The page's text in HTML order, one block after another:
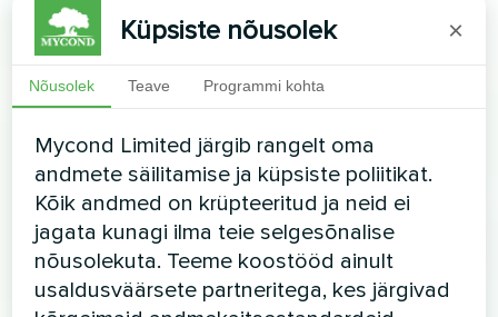
Küpsiste nõusolek ×
Nõusolek Teave Programmi kohta
Mycond Limited järgib rangelt oma
andmete säilitamise ja küpsiste poliitikat.
Kõik andmed on krüpteeritud ja neid ei
jagata kunagi ilma teie selgesõnalise
nõusolekuta. Teeme koostööd ainult
usaldusväärsete partneritega, kes järgivad